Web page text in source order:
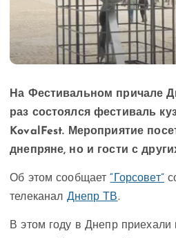
На Фестивальном причале
раз состоялся фестиваль
KovalFest. Мероприятие
днепряне, но и гости с
Об этом сообщает“Горсовет”
телеканал Днепр ТВ.
В этом году в Днепр приехали